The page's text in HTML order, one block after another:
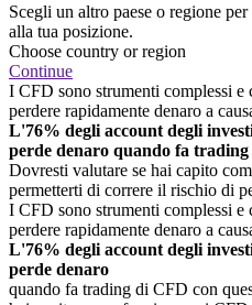
Scegli un altro paese o regione
alla tua posizione.
Choose country or region
Continue
I CFD sono strumenti complessi
perdere rapidamente denaro a
L'76% degli account degli
perde denaro quando fa
Dovresti valutare se hai capito
permetterti di correre il rischio di
I CFD sono strumenti complessi
perdere rapidamente denaro a
L'76% degli account degli
perde denaro
quando fa trading di CFD con